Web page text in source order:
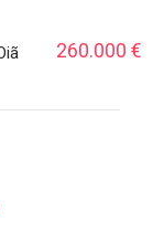
260.000 €